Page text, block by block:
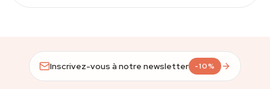
Inscrivez-vous à notre newsletter -10%